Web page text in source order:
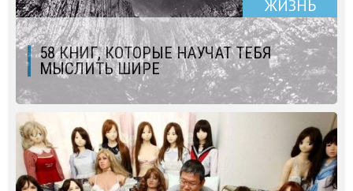
ЖИЗНЬ
58 КНИГ, КОТОРЫЕ НАУЧАТ ТЕБЯ
МЫСЛИТЬ ШИРЕ